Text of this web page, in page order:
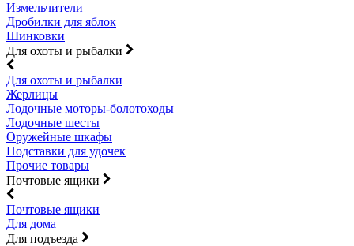
Измельчители
Дробилки для яблок
Шинковки
Для охоты и рыбалки
Для охоты и рыбалки
Жерлицы
Лодочные моторы-болотоходы
Лодочные шесты
Оружейные шкафы
Подставки для удочек
Прочие товары
Почтовые ящики
Почтовые ящики
Для дома
Для подъезда